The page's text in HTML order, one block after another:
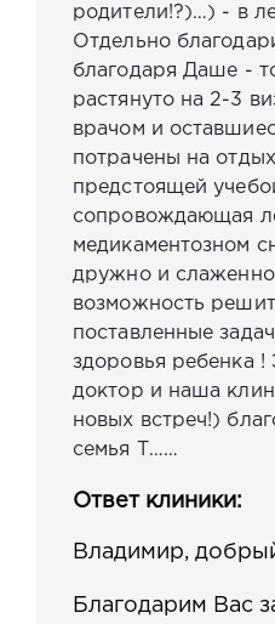
родители!?)…) - в
Отдельно
благодаря Даше -
растянуто на 2-3
врачом и
потрачены на
предстоящей
сопровождающая
медикаментозном
дружно и
возможность
поставленные
здоровья ребенка
доктор и наша
новых встреч!)
семья Т……
Ответ клиники:
Владимир,
Благодарим Вас